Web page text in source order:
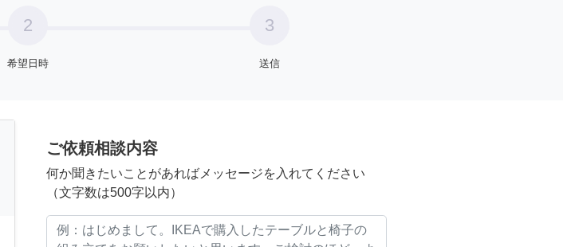
2
希望日時
3
送信
ご依頼相談内容
何か聞きたいことがあればメッセージを入れてください
（文字数は500字以内）